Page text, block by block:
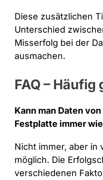
Diese zusätzlichen
Unterschied
Misserfolg bei der
ausmachen.
FAQ –
Kann man Daten
Festplatte immer
Nicht immer, aber in
möglich. Die
verschiedenen